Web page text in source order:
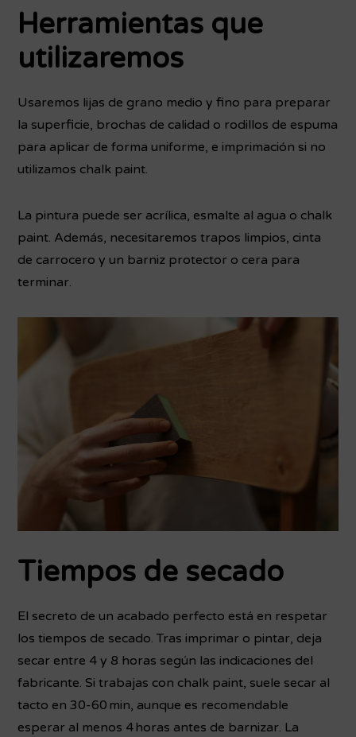
Herramientas que
utilizaremos
Usaremos lijas de grano medio y fino para preparar
la superficie, brochas de calidad o rodillos de espuma
para aplicar de forma uniforme, e imprimación si no
utilizamos chalk paint.
La pintura puede ser acrílica, esmalte al agua o chalk
paint. Además, necesitaremos trapos limpios, cinta
de carrocero y un barniz protector o cera para
terminar.
Tiempos de secado
El secreto de un acabado perfecto está en respetar
los tiempos de secado. Tras imprimar o pintar, deja
secar entre 4 y 8 horas según las indicaciones del
fabricante. Si trabajas con chalk paint, suele secar al
tacto en 30-60 min, aunque es recomendable
esperar al menos 4 horas antes de barnizar. La